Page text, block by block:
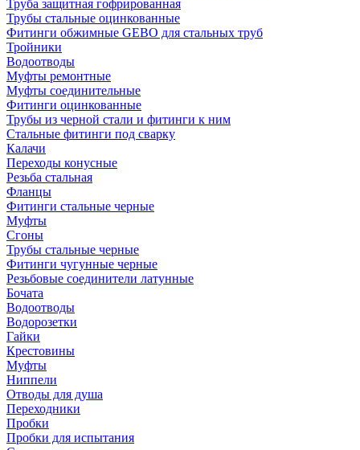
Труба защитная гофрированная
Трубы стальные оцинкованные
Фитинги обжимные GEBO для стальных труб
Тройники
Водоотводы
Муфты ремонтные
Муфты соединительные
Фитинги оцинкованные
Трубы из черной стали и фитинги к ним
Стальные фитинги под сварку
Калачи
Переходы конусные
Резьба стальная
Фланцы
Фитинги стальные черные
Муфты
Сгоны
Трубы стальные черные
Фитинги чугунные черные
Резьбовые соединители латунные
Бочата
Водоотводы
Водорозетки
Гайки
Крестовины
Муфты
Ниппели
Отводы для душа
Переходники
Пробки
Пробки для испытания